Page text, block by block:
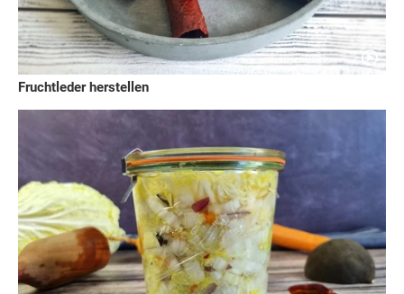
Fruchtleder herstellen